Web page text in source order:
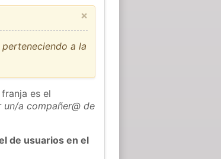
×
perteneciendo a la
es el
a compañer@ de
de usuarios en el